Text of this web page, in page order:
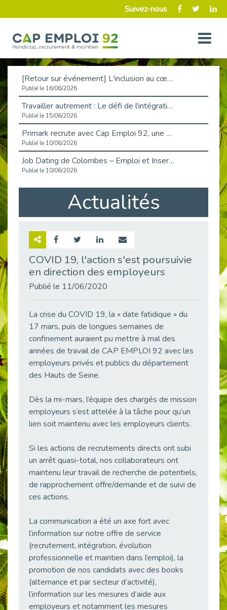
Suivez-nous
[Retour sur événement] L'inclusion au cœur de la Place de l'Emploi à La Défense !
Publié le 16/06/2026
Travailler autrement : Le défi de l'intégration des maladies chroniques en entreprise
Publié le 15/06/2026
Primark recrute avec Cap Emploi 92, une matinée couronnée de succès !
Publié le 10/06/2026
Job Dating de Colombes – Emploi et Insertion
Publié le 10/06/2026
Aborder l'entretien et la situation de handicap en toute confiance
Publié le 09/06/2026
Retour sur l’atelier « Optimiser sa recherche d’emploi »
Et si le handicap ne définissait plus la carrière ?
Publié le 22/05/2026
Handicap et emploi : une matinée pour briser les tabous
Publié le 21/05/2026
Publié le 12/05/2026
Publié le 12/05/2026
38 vidéos pour comprendre et agir durablement
Publié le 04/05/2026
Le taux d’emploi direct dans la fonction publique dépasse 6 % en 2025
Publié le 04/05/2026
Témoignage : Le parcours de Marc, 44 ans
Publié le 30/04/2026
L’Aménagement Raisonnable : Un Levier pour l’Équité
Publié le 29/04/2026
Actualités
COVID 19, l'action s'est poursuivie
en direction des employeurs
Publié le 11/06/2020
La crise du COVID 19, la « date fatidique » du
17 mars, puis de longues semaines de
confinement auraient pu mettre à mal des
années de travail de CAP EMPLOI 92 avec les
employeurs privés et publics du département
des Hauts de Seine.
Dès la mi-mars, l’équipe des chargés de mission
employeurs s’est attelée à la tâche pour qu’un
lien soit maintenu avec les employeurs clients.
Si les actions de recrutements directs ont subi
un arrêt quasi-total, nos collaborateurs ont
maintenu leur travail de recherche de potentiels,
de rapprochement offre/demande et de suivi de
ces actions.
La communication a été un axe fort avec
l’information sur notre offre de service
(recrutement, intégration, évolution
professionnelle et maintien dans l’emploi), la
promotion de nos candidats avec des books
(alternance et par secteur d’activité),
l’information sur les mesures d’aide aux
employeurs et notamment les mesures